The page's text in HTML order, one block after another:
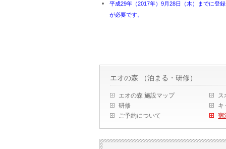
平成29年（2017年）9月28日（木）までに登
が必要です。
エオの森 （泊まる・研修）
エオの森 施設マップ ス
研修
キ
ご予約について
宿